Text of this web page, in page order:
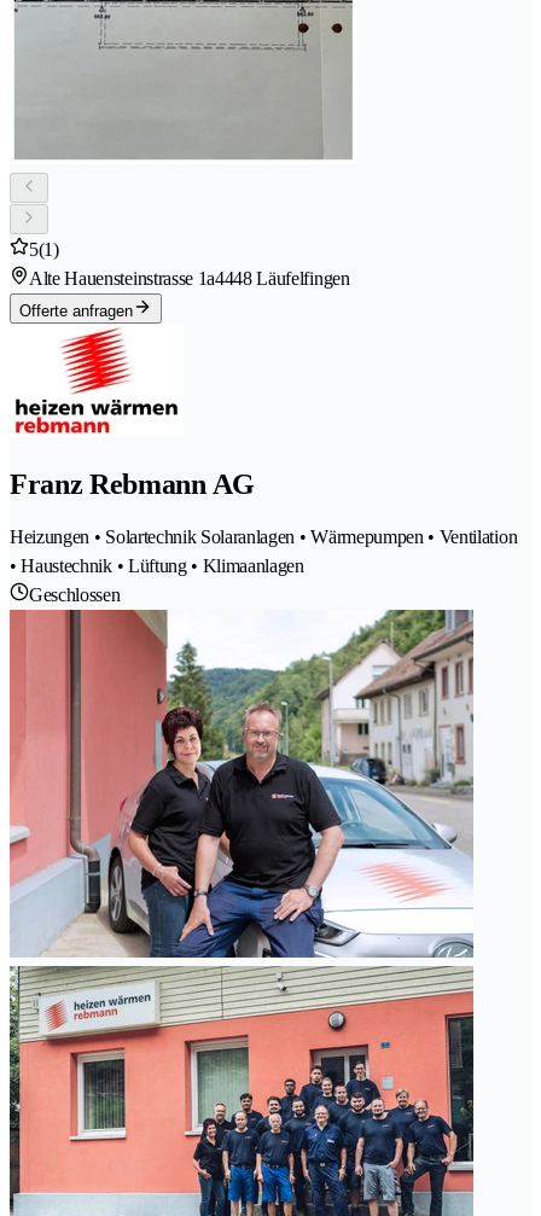
5(1)
Alte Hauensteinstrasse 1a4448 Läufelfingen
Offerte anfragen
Franz Rebmann AG
Heizungen • Solartechnik Solaranlagen • Wärmepumpen • Ventilation
• Haustechnik • Lüftung • Klimaanlagen
Geschlossen